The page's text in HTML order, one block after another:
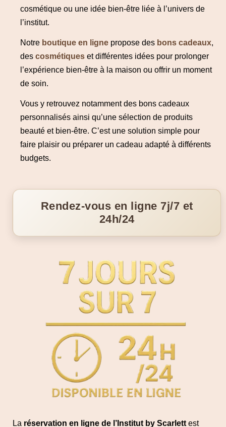
cosmétique ou une idée bien-être liée à l’univers de
l’institut.
Notre boutique en ligne propose des bons cadeaux,
des cosmétiques et différentes idées pour prolonger
l’expérience bien-être à la maison ou offrir un moment
de soin.
Vous y retrouvez notamment des bons cadeaux
personnalisés ainsi qu’une sélection de produits
beauté et bien-être. C’est une solution simple pour
faire plaisir ou préparer un cadeau adapté à différents
budgets.
Rendez-vous en ligne 7j/7 et
24h/24
La réservation en ligne de l’Institut by Scarlett est